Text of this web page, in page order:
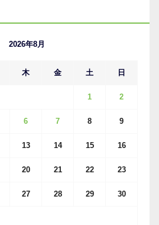
2026年8月
木 金 土 日
1 2
6 7 8 9
13 14 15 16
20 21 22 23
27 28 29 30